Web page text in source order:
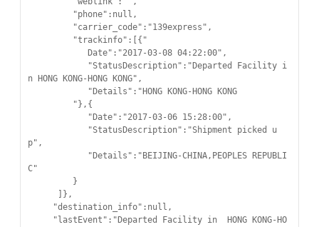
n HONG KONG-HONG KONG",
p",
C"